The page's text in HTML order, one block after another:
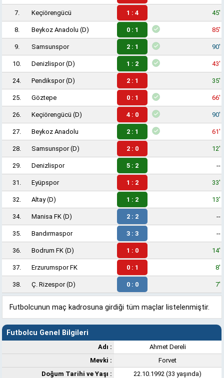
7. Keçiörengücü 1 : 4 45'
8. Beykoz Anadolu (D) 0 : 1 85'
9. Samsunspor 2 : 1 90'
10. Denizlispor(D) 1 : 2 43'
24. Pendikspor(D) 2 : 1 35'
25. Göztepe 0 : 1 66'
26. Keçiörengücü (D) 4 : 0 90'
27. Beykoz Anadolu 2 : 1 61'
28. Samsunspor(D) 2 : 0 12'
29. Denizlispor 5 : 2 --
31. Eyüpspor 1 : 2 33'
32. Altay(D) 1 : 2 13'
34. Manisa FK (D) 2 : 2 --
35. Bandırmaspor 3 : 3 --
36. Bodrum FK (D) 1 : 0 14'
37. Erzurumspor FK 0 : 1 8'
38. Ç. Rizespor(D) 0 : 0 7'
Futbolcunun maç kadrosuna girdiği tüm maçlar listelenmiştir.
Futbolcu Genel Bilgileri
Adı :
Ahmet Dereli
Mevki :
Forvet
Doğum Tarihi ve Yaşı :
22.10.1992 (33 yaşında)